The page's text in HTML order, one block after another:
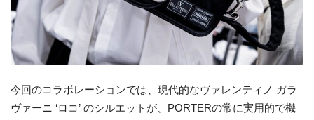
今回のコラボレーションでは、現代的なヴァレンティノ ガラ
ヴァーニ ‘ロコ’ のシルエットが、PORTERの常に実用的で機